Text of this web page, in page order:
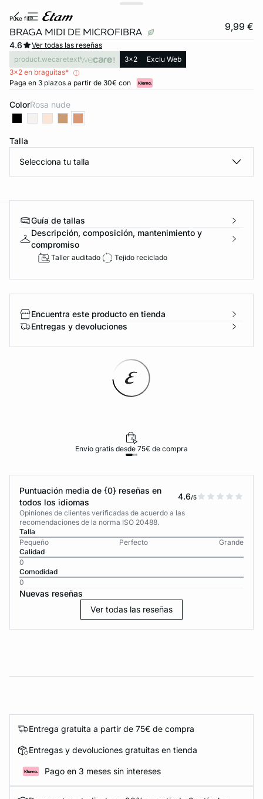
pure fit®
BRAGA MIDI DE MICROFIBRA 9,99 €
4.6
Ver todas las reseñas
product.wecaretext
3x2
Exclu Web
3x2 en braguitas*
Paga en 3 plazos a partir de 30€ con
Color rosa nude
Talla
Selecciona tu talla
Guía de tallas
Descripción, composición, mantenimiento y
compromiso
Taller auditado Tejido reciclado
Encuentra este producto en tienda
Entregas y devoluciones
Envío gratis desde 75€ de compra
Puntuación media de {0} reseñas en
todos los idiomas
4.6/5
Opiniones de clientes verificadas de acuerdo a las
recomendaciones de la norma ISO 20488.
Talla
Pequeño
Perfecto
Grande
Calidad
0
Comodidad
0
Nuevas reseñas
Ver todas las reseñas
Entrega gratuita a partir de 75€ de compra
Entregas y devoluciones gratuitas en tienda
Pago en 3 meses sin intereses